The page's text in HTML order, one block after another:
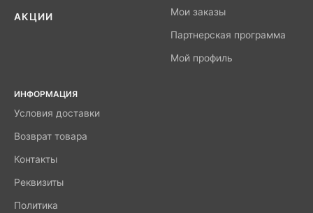
АКЦИИ Мои заказы
Партнерская программа
Мой профиль
ИНФОРМАЦИЯ
Условия доставки
Возврат товара
Контакты
Реквизиты
Политика